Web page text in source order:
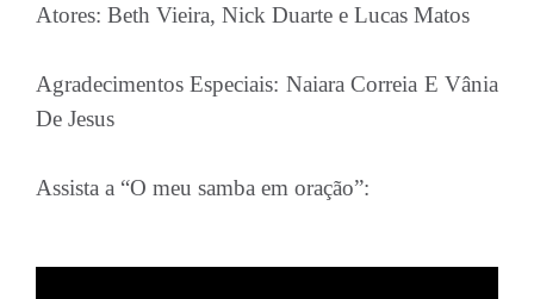
Atores: Beth Vieira, Nick Duarte e Lucas Matos
Agradecimentos Especiais: Naiara Correia E Vânia
De Jesus
Assista a “O meu samba em oração”: